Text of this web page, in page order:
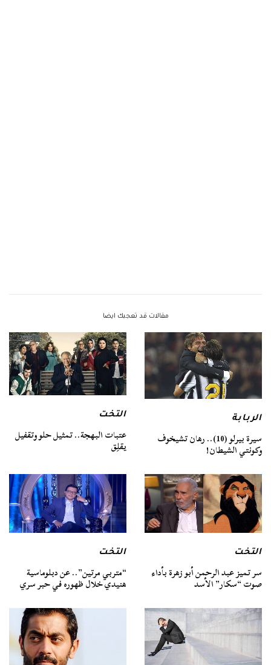
مقالات قد تعجبك ايضا
الربابة
سيرة بيرلو (10).. رهان تشيخوف
وكونتي الشيطان!
التخت
عتبات البهجة.. تمثيل حلو وتقفيل
يقلِق
التخت
سر تميز عبد الرحمن أبو زهرة بأداء
صوت “سكار” الأسد
التخت
“متربي مرتين”.. عن دبلوماسية
هنيدي خلال ظهوره في حبر سري